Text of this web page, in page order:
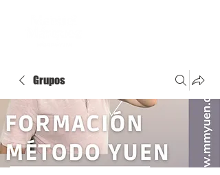
Grupos